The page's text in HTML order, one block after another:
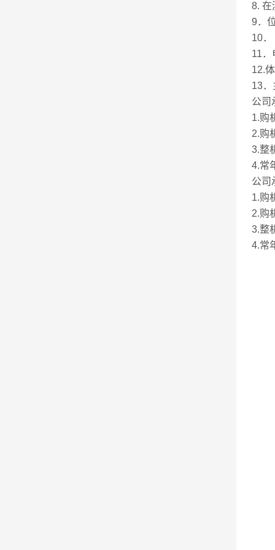
8. 在
9．
10．
11
12.
13．
公司
1.购
2.购
3.整
4.常
公司
1.购
2.购
3.整
4.常